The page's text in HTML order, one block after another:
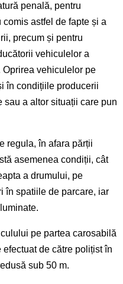
penală, pentru
astfel de fapte și a
precum și pentru
vehiculelor a
vehiculelor pe
în condițiile producerii
sau a altor situații care pun
regula, în afara părții
asemenea condiții, cât
a drumului, pe
în spatiile de parcare, iar
pe partea carosabilă
de către polițist în
sub 50 m.